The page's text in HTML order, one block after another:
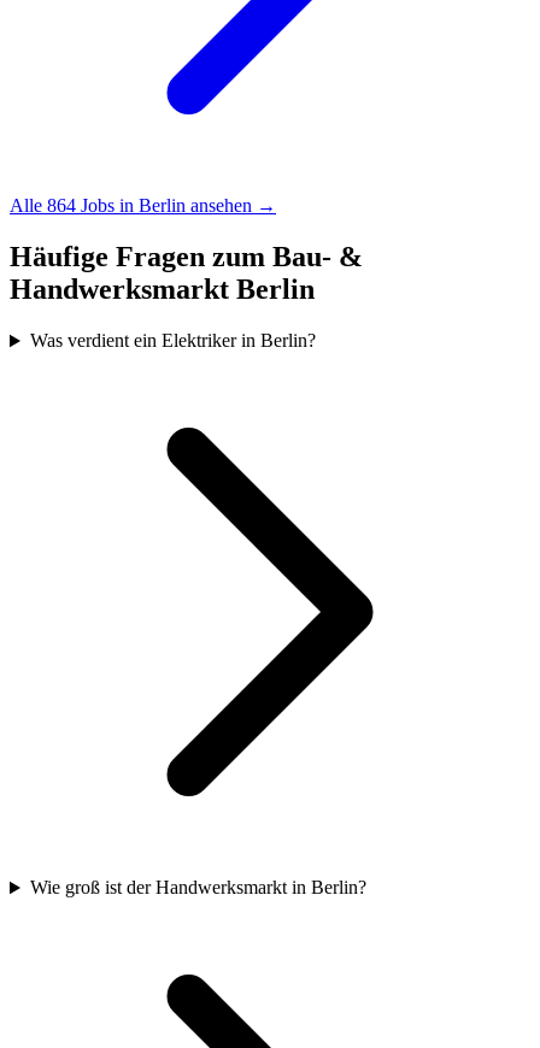
Alle 864 Jobs in Berlin ansehen →
Häufige Fragen zum Bau- &
Handwerksmarkt Berlin
Was verdient ein Elektriker in Berlin?
Wie groß ist der Handwerksmarkt in Berlin?